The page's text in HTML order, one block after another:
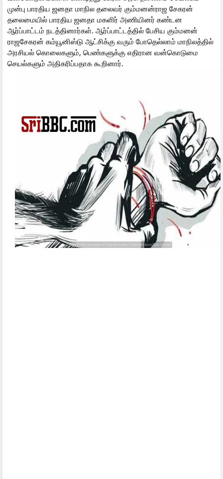
முன்பு பாரதிய ஜனதா மாநில தலைவர் கும்மனன்ராஜ சேகரன்
தலைமையில் பாரதிய ஜனதா மகளிர் அணியினர் கண்டன
ஆர்ப்பாட்டம் நடத்தினார்கள். ஆர்ப்பாட்டத்தில் பேசிய கும்மனன்
ராஜசேகரன் கம்யூனிஸ்டு ஆட்சிக்கு வரும் போதெல்லாம் மாநிலத்தில்
அரசியல் கொலைகளும், பெண்களுக்கு எதிரான வன்கொடுமை
செயல்களும் அதிகரிப்பதாக கூறினார்.